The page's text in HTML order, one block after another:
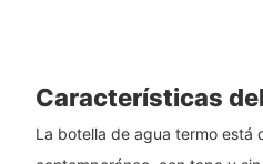
Características
La botella de agua termo está